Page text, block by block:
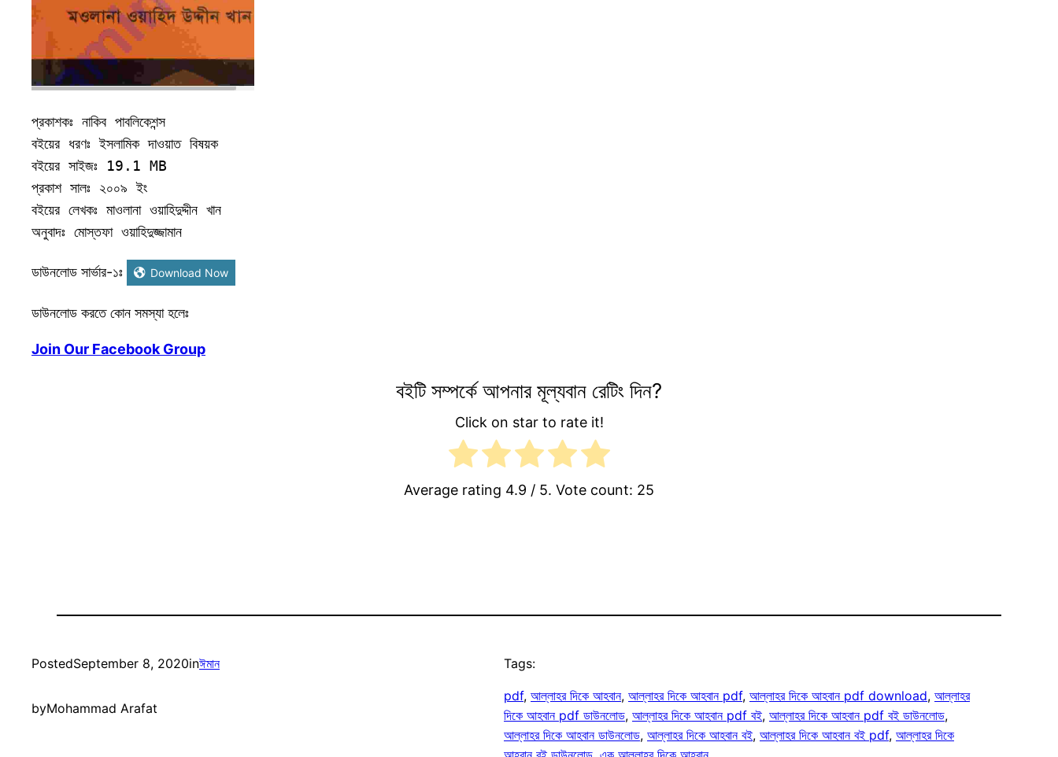
প্রকাশকঃ নাকিব পাবলিকেশন্স
বইয়ের ধরণঃ ইসলামিক দাওয়াত বিষয়ক
বইয়ের সাইজঃ 19.1 MB
প্রকাশ সালঃ ২০০৯ ইং
বইয়ের লেখকঃ মাওলানা ওয়াহিদুদ্দীন খান
অনুবাদঃ মোস্তফা ওয়াহিদুজ্জামান
ডাউনলোড সার্ভার-১ঃ Download Now
ডাউনলোড করতে কোন সমস্যা হলেঃ
Join Our Facebook Group
বইটি সম্পর্কে আপনার মূল্যবান রেটিং দিন?
Click on star to rate it!
Average rating 4.9 / 5. Vote count: 25
PostedSeptember 8, 2020inঈমান
byMohammad Arafat
Tags:
pdf, আল্লাহর দিকে আহবান, আল্লাহর দিকে আহবান pdf, আল্লাহর দিকে আহবান pdf download, আল্লাহর
দিকে আহবান pdf ডাউনলোড, আল্লাহর দিকে আহবান pdf বই, আল্লাহর দিকে আহবান pdf বই ডাউনলোড
আল্লাহর দিকে আহবান ডাউনলোড, আল্লাহর দিকে আহবান বই, আল্লাহর দিকে আহবান বই pdf, আল্লাহর দিকে